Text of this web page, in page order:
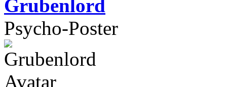
Grubenlord
Psycho-Poster